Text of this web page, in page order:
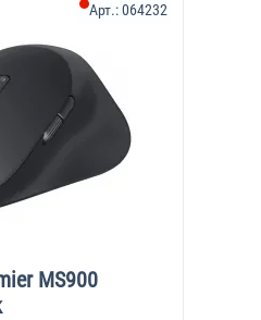
MS900
Арт.:064232